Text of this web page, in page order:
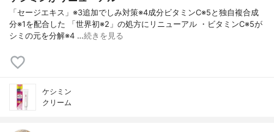
「セージエキス」※3追加でしみ対策※4成分ビタミンC※5と独自複合成
分※1を配合した 「世界初※2」の処方にリニューアル ・ビタミンC※5が
シミの元を分解※4 …続きを見る
ケシミン
クリーム